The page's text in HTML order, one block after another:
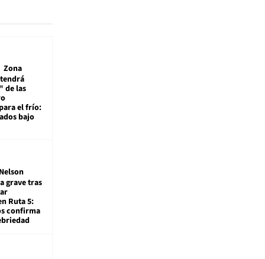
Zona
de las
el frío:
bajo
Nelson
grave tras
Ruta 5:
confirma